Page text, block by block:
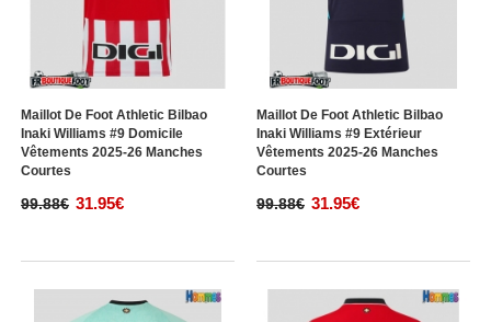
Maillot De Foot Athletic Bilbao
Inaki Williams #9 Domicile
Vêtements 2025-26 Manches
Courtes
99.88€ 31.95€
Maillot De Foot Athletic Bilbao
Inaki Williams #9 Extérieur
Vêtements 2025-26 Manches
Courtes
99.88€ 31.95€